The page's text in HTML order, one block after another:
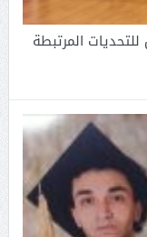
المرتبطة